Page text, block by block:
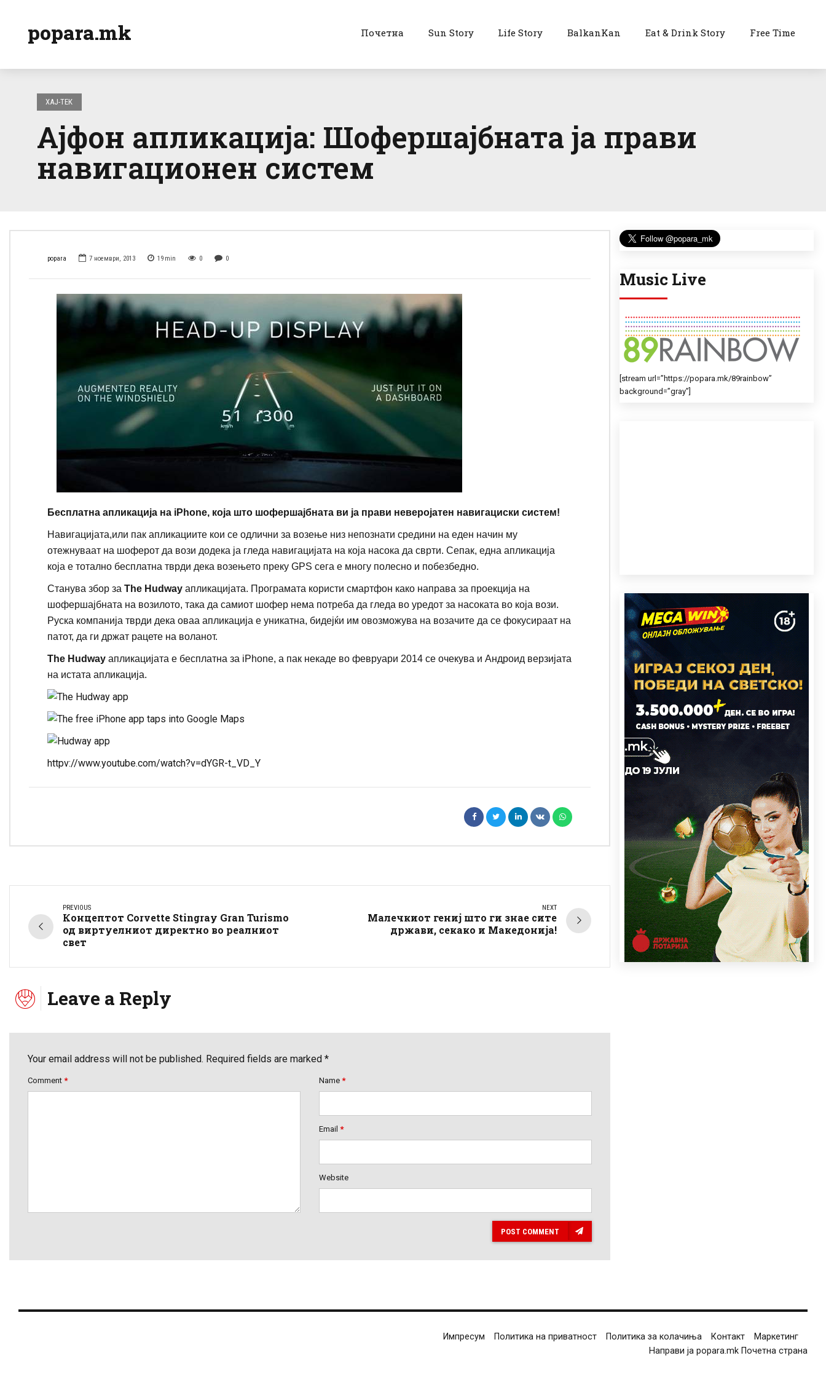
popara.mk Почетна Sun Story Life Story BalkanKan Eat & Drink Story Free Time
ХАЈ-ТЕК
Ајфон апликација: Шофершајбната ја прави
навигационен систем
popara 7 ноември, 2013 19 min 0 0
Бесплатна апликација на iPhone, која што шофершајбната ви ја прави неверојатен навигациски систем!
Навигацијата,или пак апликациите кои се одлични за возење низ непознати средини на еден начин му
отежнуваат на шоферот да вози додека ја гледа навигацијата на која насока да сврти. Сепак, една апликација
која е тотално бесплатна тврди дека возењето преку GPS сега е многу полесно и побезбедно.
Станува збор за The Hudway апликацијата. Програмата користи смартфон како направа за проекција на
шофершајбната на возилото, така да самиот шофер нема потреба да гледа во уредот за насоката во која вози.
Руска компанија тврди дека оваа апликација е уникатна, бидејќи им овозможува на возачите да се фокусираат на
патот, да ги држат рацете на воланот.
The Hudway апликацијата е бесплатна за iPhone, а пак некаде во февруари 2014 се очекува и Андроид верзијата
на истата апликација.
httpv://www.youtube.com/watch?v=dYGR-t_VD_Y
PREVIOUS
Концептот Corvette Stingray Gran Turismo
од виртуелниот директно во реалниот
свет
NEXT
Малечкиот гениј што ги знае сите
држави, секако и Македонија!
Leave a Reply
Your email address will not be published. Required fields are marked *
Comment * Name *
Email *
Website
POST COMMENT
Music Live
[stream url=”https://popara.mk/89rainbow”
background=”gray”]
Импресум Политика на приватност Политика за колачиња Контакт
Маркетинг
Направи ја popara.mk Почетна страна